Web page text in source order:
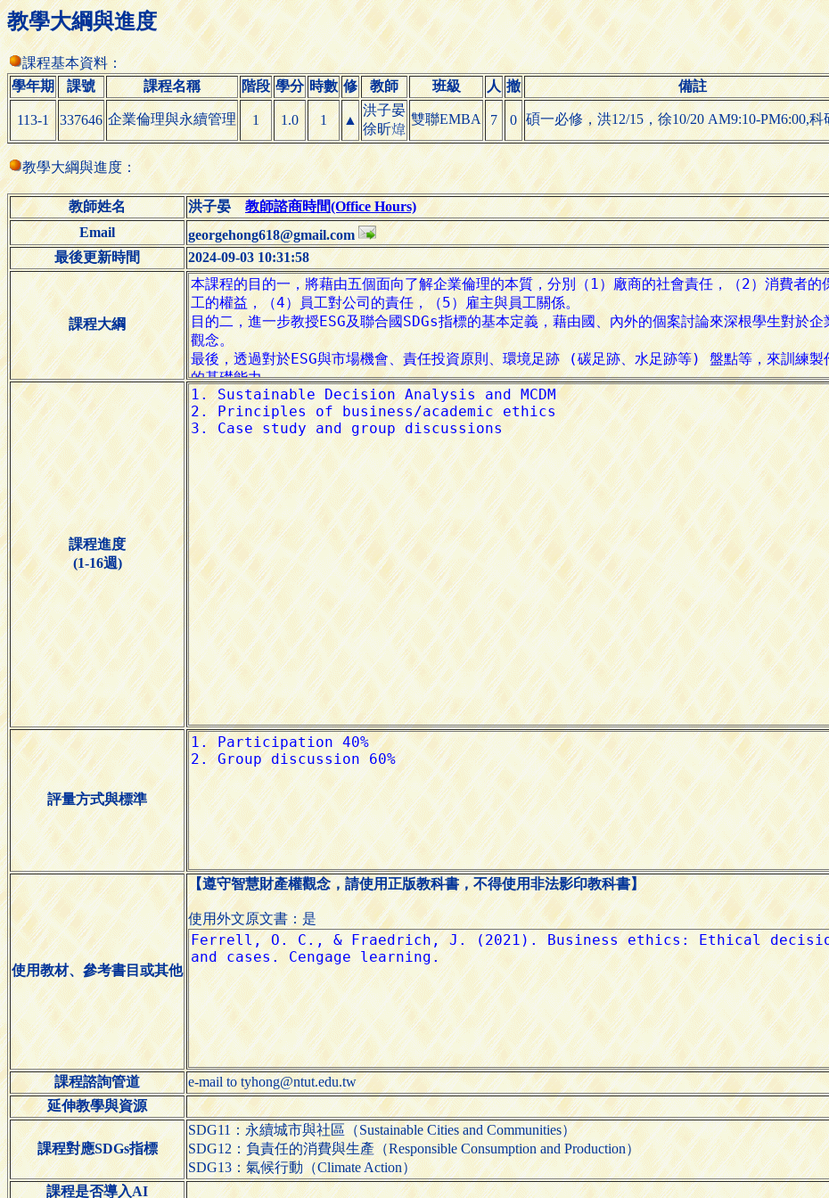
教學大綱與進度
課程基本資料：
學年期
課號 課程名稱 階段 學分 時數 修 教師 班級 人 撤 備註
113-1 337646 企業倫理與永續管理 1 1.0 1 ▲
洪子晏
徐昕
雙聯EMBA 7 0 碩一必修，洪12/15，徐10/20 AM9:10-PM6:00,科
教學大綱與進度：
教師姓名 洪子晏教師諮商時間(Office Hours)
Email
georgehong618@gmail.com
最後更新時間
2024-09-03 10:31:58
課程大綱
課程進度
(1-16週)
評量方式與標準
使用教材、參考書目或其他
【遵守智慧財產權觀念，請使用正版教科書，不得使用非法影印教科書】
使用外文原文書：是
課程諮詢管道
e-mail to tyhong@ntut.edu.tw
延伸教學與資源
課程對應SDGs指標
SDG11：永續城市與社區（Sustainable Cities and Communities）
SDG12：負責任的消費與生產（Responsible Consumption and Production）
SDG13：氣候行動（Climate Action）
課程是否導入AI